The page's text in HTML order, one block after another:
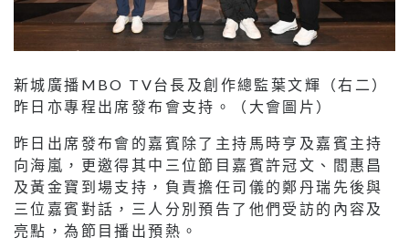
新城廣播MBO TV台長及創作總監葉文輝（右二）
昨日亦專程出席發布會支持。（大會圖片）
昨日出席發布會的嘉賓除了主持馬時亨及嘉賓主持
向海嵐，更邀得其中三位節目嘉賓許冠文、閻惠昌
及黃金寶到場支持，負責擔任司儀的鄭丹瑞先後與
三位嘉賓對話，三人分別預告了他們受訪的內容及
亮點，為節目播出預熱。